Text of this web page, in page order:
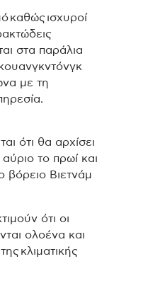
καθώς ισχυροί
στα παράλια
με τη
ότι θα αρχίσει
το πρωί και
βόρειο Βιετνάμ
ότι οι
ολοένα και
κλιματικής